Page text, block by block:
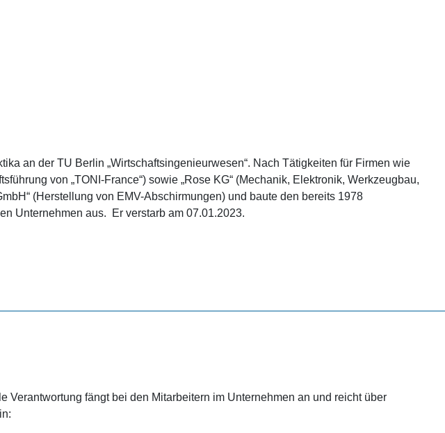
an der TU Berlin „Wirtschaftsingenieurwesen“. Nach Tätigkeiten für Firmen wie
von „TONI-France“) sowie „Rose KG“ (Mechanik, Elektronik, Werkzeugbau,
(Herstellung von EMV-Abschirmungen) und baute den bereits 1978
Unternehmen aus. Er verstarb am 07.01.2023.
fängt bei den Mitarbeitern im Unternehmen an und reicht über